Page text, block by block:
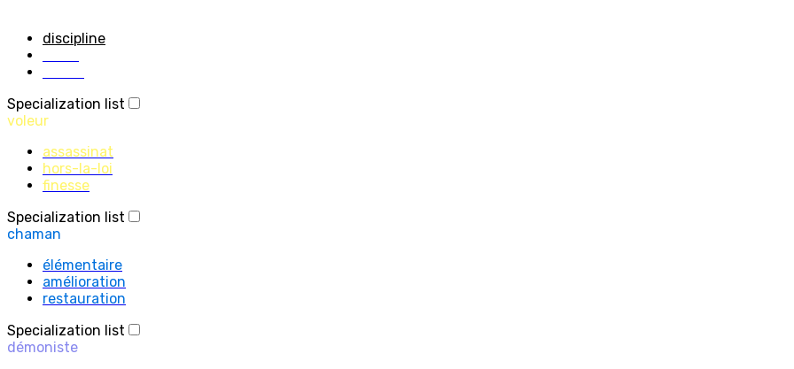
discipline
Specialization list
voleur
assassinat
hors-la-loi
finesse
Specialization list
chaman
élémentaire
amélioration
restauration
Specialization list
démoniste